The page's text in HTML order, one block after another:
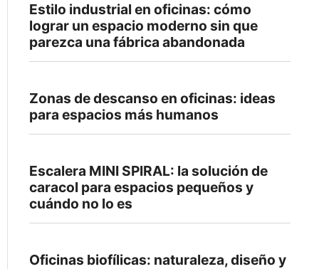
Estilo industrial en oficinas: cómo
lograr un espacio moderno sin que
parezca una fábrica abandonada
Zonas de descanso en oficinas: ideas
para espacios más humanos
Escalera MINI SPIRAL: la solución de
caracol para espacios pequeños y
cuándo no lo es
Oficinas biofílicas: naturaleza, diseño y